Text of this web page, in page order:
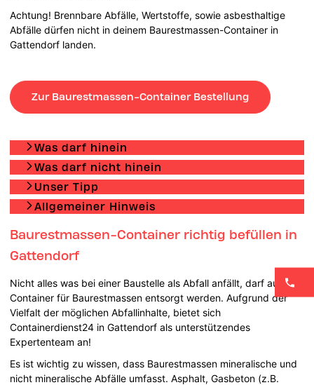
Achtung! Brennbare Abfälle, Wertstoffe, sowie asbesthaltige
Abfälle dürfen nicht in deinem Baurestmassen-Container in
Gattendorf landen.
Zur Baurestmassen-Container Bestellung
Was darf hinein
Was darf nicht hinein
Unser Tipp
Allgemeiner Hinweis
Baurestmassen-Container richtig befüllen in
Gattendorf
Nicht alles was bei einer Baustelle als Abfall anfällt, darf auch im
Container für Baurestmassen entsorgt werden. Aufgrund der
Vielfalt der möglichen Abfallinhalte, bietet sich
Containerdienst24 in Gattendorf als unterstützendes
Expertenteam an!
Es ist wichtig zu wissen, dass Baurestmassen mineralische und
nicht mineralische Abfälle umfasst. Asphalt, Gasbeton (z.B.